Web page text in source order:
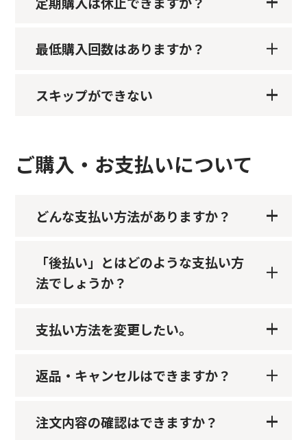
最低購入回数はありますか？
スキップができない
ご購入・お支払いについて
どんな支払い方法がありますか？
「後払い」とはどのような支払い方
法でしょうか？
支払い方法を変更したい。
返品・キャンセルはできますか？
注文内容の確認はできますか？